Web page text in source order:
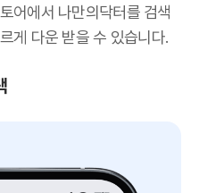
어에서 나만의닥터를 검색
게 다운 받을 수 있습니다.